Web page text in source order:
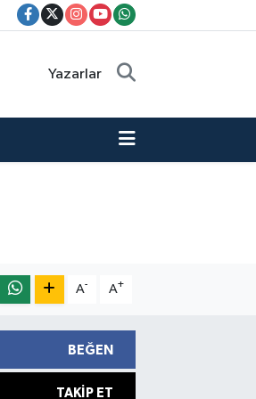
Yazarlar
A- A+
BEĞEN
TAKIP ET